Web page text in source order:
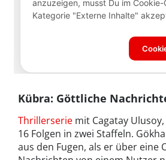
Kübra: Göttliche
Thrillerserie mit Cagatay
16 Folgen in zwei Staffeln.
aus den Fugen, als er über eine